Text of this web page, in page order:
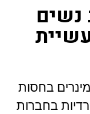
בחסות
בחברות